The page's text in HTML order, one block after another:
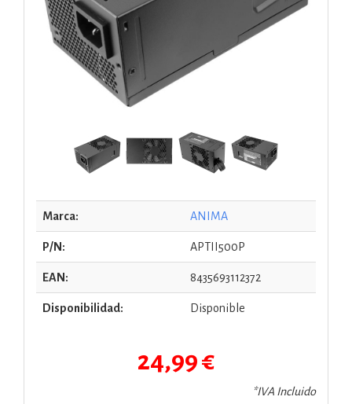
Marca: ANIMA
P/N: APTII500P
EAN: 8435693112372
Disponibilidad: Disponible
24,99 €
*IVA Incluido